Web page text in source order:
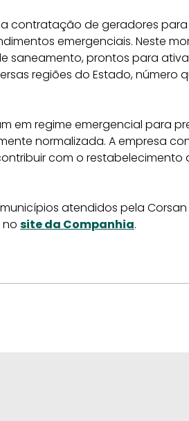
contratação de geradores
emergenciais. Neste
saneamento, prontos para
regiões do Estado, número
em regime emergencial para
normalizada. A empresa
com o restabelecimento
atendidos pela Corsan
site da Companhia.